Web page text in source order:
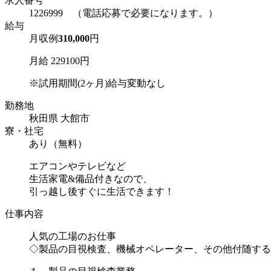
1226999 （電話応募で必要になります。）
給与
月収例310,000円
月給 229100円
※試用期間(2ヶ月)給与変動なし
勤務地
秋田県 大館市
寮・社宅
あり（無料）
エアコンやテレビなど
生活家電&備品付きなので、
引っ越し後すぐに生活できます！
仕事内容
人気の工場のお仕事
◇製品の目視検査、機械オペレーター、その他付随す